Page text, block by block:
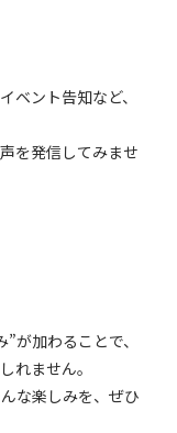
ベント告知など、
を発信してみませ
が加わることで、
れません。
な楽しみを、ぜひ